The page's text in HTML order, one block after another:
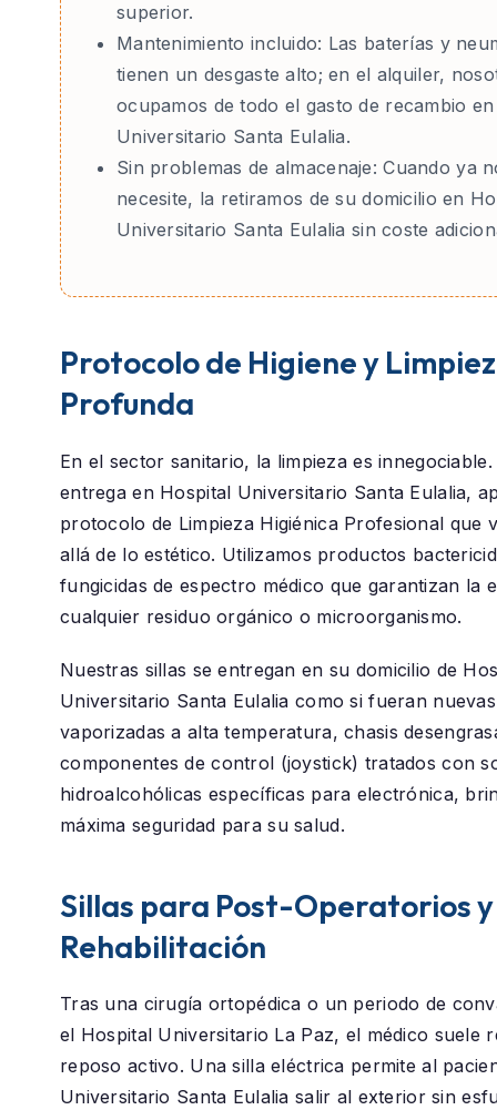
superior.
Mantenimiento incluido: Las baterías y
tienen un desgaste alto; en el alquiler,
ocupamos de todo el gasto de recambio
Universitario Santa Eulalia.
Sin problemas de almacenaje: Cuando ya
necesite, la retiramos de su domicilio en
Universitario Santa Eulalia sin coste
Protocolo de Higiene y
Profunda
En el sector sanitario, la limpieza es
entrega en Hospital Universitario Santa Eulalia,
protocolo de Limpieza Higiénica Profesional que
allá de lo estético. Utilizamos productos
fungicidas de espectro médico que garantizan la
cualquier residuo orgánico o microorganismo.
Nuestras sillas se entregan en su domicilio de
Universitario Santa Eulalia como si fueran
vaporizadas a alta temperatura, chasis
componentes de control (joystick) tratados con
hidroalcohólicas específicas para electrónica,
máxima seguridad para su salud.
Sillas para Post-Operatorios y
Rehabilitación
Tras una cirugía ortopédica o un periodo de
el Hospital Universitario La Paz, el médico suele
reposo activo. Una silla eléctrica permite al
Universitario Santa Eulalia salir al exterior sin